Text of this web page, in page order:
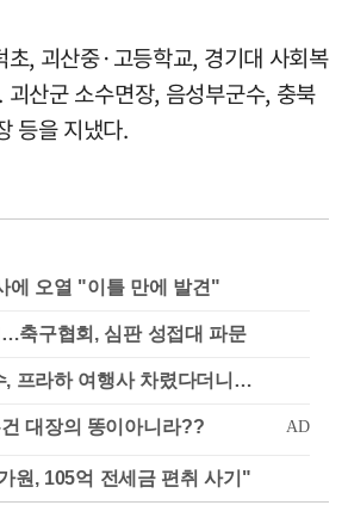
초, 괴산중·고등학교, 경기대 사회복
괴산군 소수면장, 음성부군수, 충북
등을 지냈다.
에 오열 "이틀 만에 발견"
축구협회, 심판 성접대 파문
, 프라하 여행사 차렸다더니…
원, 105억 전세금 편취 사기"